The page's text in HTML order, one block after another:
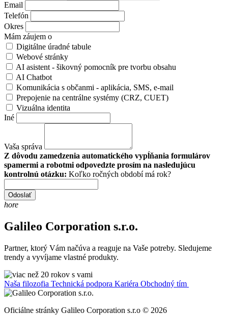
Email
Telefón
Okres
Mám záujem o
Digitálne úradné tabule
Webové stránky
AI asistent - šikovný pomocník pre tvorbu obsahu
AI Chatbot
Komunikácia s občanmi - aplikácia, SMS, e-mail
Prepojenie na centrálne systémy (CRZ, CUET)
Vizuálna identita
Iné
Vaša správa
Z dôvodu zamedzenia automatického vypĺňania formulárov
spamermi a robotmi odpovedzte prosím na nasledujúcu
kontrolnú otázku: Koľko ročných období má rok?
Odoslať
hore
Galileo Corporation s.r.o.
Partner, ktorý Vám načúva a reaguje na Vaše potreby. Sledujeme
trendy a vyvíjame vlastné produkty.
Naša filozofia Technická podpora Kariéra Obchodný tím
Oficiálne stránky Galileo Corporation s.r.o © 2026